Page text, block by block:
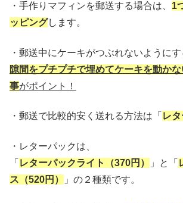
・手作りマフィンを郵送する場合は、 1
ッピングします。
・郵送中にケーキがつぶれないようにす
隙間をプチプチで埋めてケーキを動か
事がポイント！
・郵送で比較的安く送れる方法は「 レ
・レターパックは、
「 レターパックライト（370円） 」と「
ス（520円）
」の２種類です。